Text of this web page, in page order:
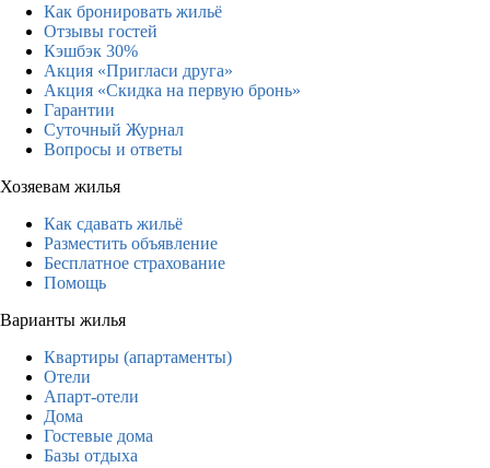
Как бронировать жильё
Отзывы гостей
Кэшбэк 30%
Акция «Пригласи друга»
Акция «Скидка на первую бронь»
Гарантии
Суточный Журнал
Вопросы и ответы
Хозяевам жилья
Как сдавать жильё
Разместить объявление
Бесплатное страхование
Помощь
Варианты жилья
Квартиры (апартаменты)
Отели
Апарт-отели
Дома
Гостевые дома
Базы отдыха